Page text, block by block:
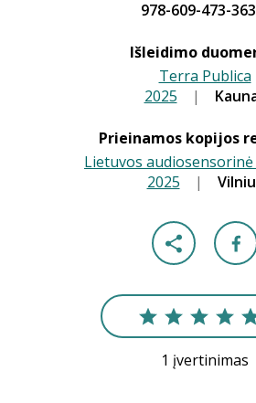
978-609-473-
Išleidimo
Terra Publica
2025 |
Prieinamos kopijos
Lietuvos
2025 |
1 įvertinimas